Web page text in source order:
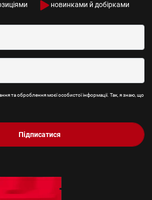
новинками й добірками
та оброблення моєї особистої інформації. Так, я знаю, що
Підписатися